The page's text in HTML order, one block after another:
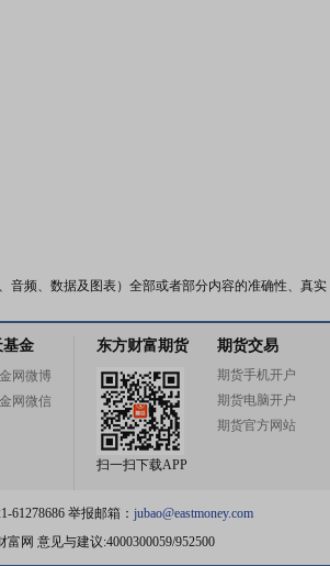
音频、数据及图表）全部或者部分内容的准确性、真实
基金
网微博
网微信
东方财富期货
扫一扫下载APP
期货交易
期货手机开户
期货电脑开户
期货官方网站
61278686 举报邮箱： jubao@eastmoney.com
富网 意见与建议:4000300059/952500